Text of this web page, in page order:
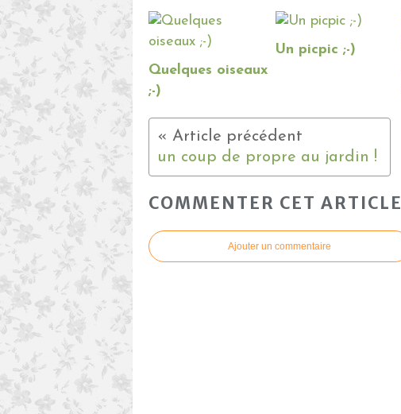
Quelques oiseaux
;-)
Un picpic ;-)
un coup de propre au jardin !
COMMENTER CET ARTICLE
Ajouter un commentaire